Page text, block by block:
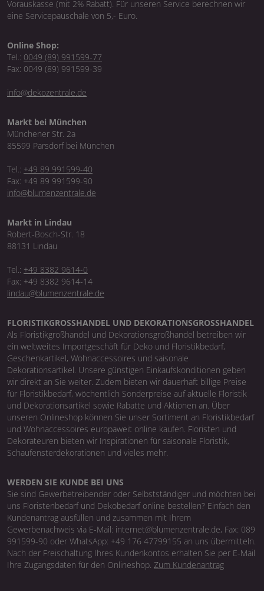
Vorauskasse (mit 2% Rabatt). Für unseren Service berechnen wir
eine Servicepauschale von 5,- Euro.
Online Shop:
Tel.: 0049 (89) 991599-77
Fax: 0049 (89) 991599-39
info@dekozentrale.de
Markt bei München
Münchener Str. 2a
85599 Parsdorf bei München
Tel.: +49 89 991599-40
Fax: +49 89 991599-90
info@blumenzentrale.de
Markt in Lindau
Robert-Bosch-Str. 18
88131 Lindau
Tel.: +49 8382 9614-0
Fax: +49 8382 9614-14
lindau@blumenzentrale.de
FLORISTIKGROSSHANDEL UND DEKORATIONSGROSSHANDEL
Als Floristikgroßhandel und Dekorationsgroßhandel betreiben wir
ein weltweites Importgeschäft für Deko und Floristikbedarf,
Geschenkartikel, Wohnaccessoires und saisonale
Dekorationsartikel. Unsere günstigen Einkaufskonditionen geben
wir direkt an Sie weiter. Zudem bieten wir dauerhaft billige Preise
für Floristikbedarf, wöchentlich Sonderpreise auf aktuelle Floristik
und Dekorationsartikel sowie Rabatte und Aktionen an. Über
unseren Onlineshop können Sie unser Sortiment an Floristikbedarf
und Wohnaccessoires europaweit online kaufen. Floristen und
Dekorateuren bieten wir Inspirationen für saisonale Floristik,
Schaufensterdekorationen und vieles mehr.
WERDEN SIE KUNDE BEI UNS
Sie sind Gewerbetreibender oder Selbstständiger und möchten bei
uns Floristenbedarf und Dekobedarf online bestellen? Einfach den
Kundenantrag ausfüllen und zusammen mit Ihrem
Gewerbenachweis via E-Mail: internet@blumenzentrale.de, Fax: 089
991599-90 oder WhatsApp: +49 176 47799155 an uns übermitteln.
Nach der Freischaltung Ihres Kundenkontos erhalten Sie per E-Mail
Ihre Zugangsdaten für den Onlineshop. Zum Kundenantrag